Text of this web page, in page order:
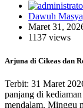
Dawuh
Maret 31,
1137 views
Arjuna di Cikeas dan
Terbit: 31 Maret
panjang di
mendalam. Minggu